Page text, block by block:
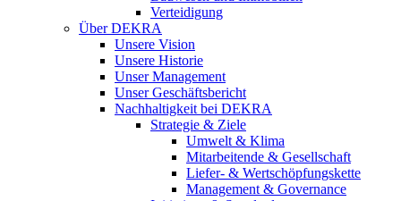
Verteidigung
Über DEKRA
Unsere Vision
Unsere Historie
Unser Management
Unser Geschäftsbericht
Nachhaltigkeit bei DEKRA
Strategie & Ziele
Umwelt & Klima
Mitarbeitende & Gesellschaft
Liefer- & Wertschöpfungskette
Management & Governance